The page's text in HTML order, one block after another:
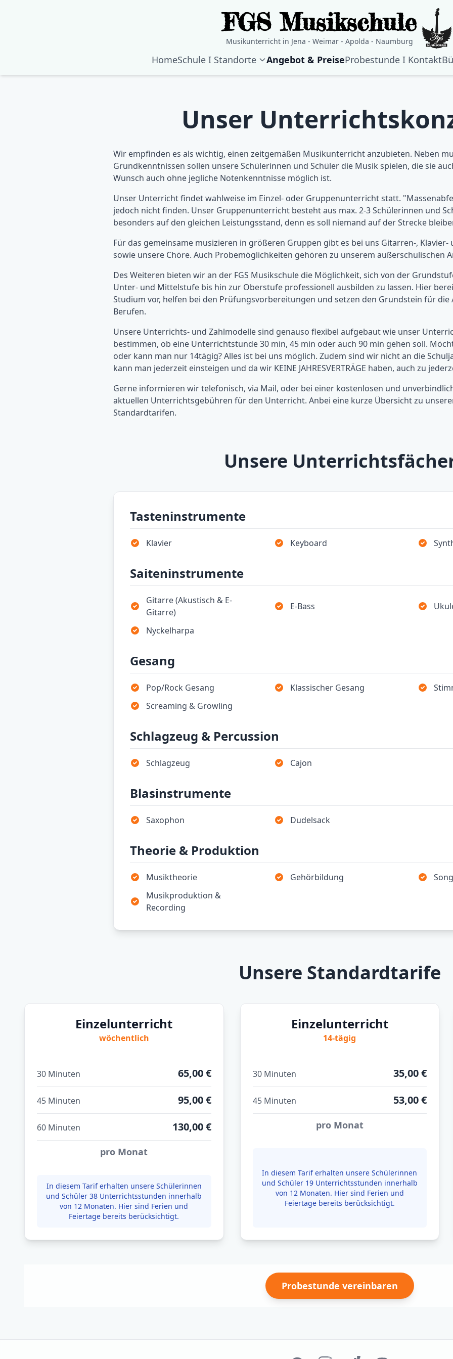
FGS Musikschule
Musikunterricht in Jena - Weimar - Apolda - Naumburg
HomeSchule I Standorte Angebot & PreiseProbestunde I Kontakt
Unser
Wir empfinden es als wichtig, einen zeitgemäßen Musikunterricht anzubieten. Neben
Grundkenntnissen sollen unsere Schülerinnen und Schüler die Musik spielen, die sie
Wunsch auch ohne jegliche Notenkenntnisse möglich ist.
Unser Unterricht findet wahlweise im Einzel- oder Gruppenunterricht statt.
jedoch nicht finden. Unser Gruppenunterricht besteht aus max. 2-3 Schülerinnen und
besonders auf den gleichen Leistungsstand, denn es soll niemand auf der Strecke
Für das gemeinsame musizieren in größeren Gruppen gibt es bei uns Gitarren-, Klavier-
sowie unsere Chöre. Auch Probemöglichkeiten gehören zu unserem außerschulischen
Des Weiteren bieten wir an der FGS Musikschule die Möglichkeit, sich von der
Unter- und Mittelstufe bis hin zur Oberstufe professionell ausbilden zu lassen. Hier
Studium vor, helfen bei den Prüfungsvorbereitungen und setzen den Grundstein für die
Berufen.
Unsere Unterrichts- und Zahlmodelle sind genauso flexibel aufgebaut wie unser
bestimmen, ob eine Unterrichtstunde 30 min, 45 min oder auch 90 min gehen soll.
oder kann man nur 14tägig? Alles ist bei uns möglich. Zudem sind wir nicht an die
kann man jederzeit einsteigen und da wir KEINE JAHRESVERTRÄGE haben, auch zu
Gerne informieren wir telefonisch, via Mail, oder bei einer kostenlosen und
aktuellen Unterrichtsgebühren für den Unterricht. Anbei eine kurze Übersicht zu
Standardtarifen.
Unsere
Tasteninstrumente
Klavier Keyboard
Saiteninstrumente
Gitarre (Akustisch & E-
Gitarre)
E-Bass
Nyckelharpa
Gesang
Pop/Rock Gesang Klassischer Gesang
Screaming & Growling
Schlagzeug & Percussion
Schlagzeug Cajon
Blasinstrumente
Saxophon Dudelsack
Theorie & Produktion
Musiktheorie Gehörbildung
Musikproduktion &
Recording
Unsere Standardtarife
Einzelunterricht
wöchentlich
30 Minuten 65,00 €
45 Minuten 95,00 €
60 Minuten 130,00 €
pro Monat
In diesem Tarif erhalten unsere Schülerinnen
und Schüler 38 Unterrichtsstunden innerhalb
von 12 Monaten. Hier sind Ferien und
Feiertage bereits berücksichtigt.
Einzelunterricht
14-tägig
30 Minuten 35,00 €
45 Minuten 53,00 €
pro Monat
In diesem Tarif erhalten unsere Schülerinnen
und Schüler 19 Unterrichtsstunden innerhalb
von 12 Monaten. Hier sind Ferien und
Feiertage bereits berücksichtigt.
Probestunde vereinbaren